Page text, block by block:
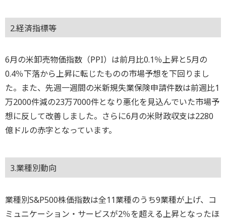
2.経済指標等
6月の米卸売物価指数（PPI）は前月比0.1％上昇と5月の
0.4％下落から上昇に転じたものの市場予想を下回りまし
た。また、先週一週間の米新規失業保険申請件数は前週比1
万2000件減の23万7000件となり悪化を見込んでいた市場予
想に反して改善しました。さらに6月の米財政収支は2280
億ドルの赤字となっています。
3.業種別動向
業種別S&P500株価指数は全11業種のうち9業種が上げ、コ
ミュニケーション・サービスが2％を超える上昇となったほ